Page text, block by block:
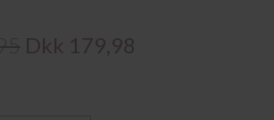
Dkk 179,98